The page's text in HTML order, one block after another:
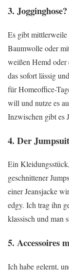
3.
Es gibt mittlerweile
Baumwolle oder
weißen Hemd
das sofort lässig
für Homeoffice-
will und nutze es
Inzwischen gibt es
4. Der
Ein
geschnittener
einer Jeansjacke
edgy. Ich trag ihn
klassisch und man
5. Accessoires
Ich habe gelernt,